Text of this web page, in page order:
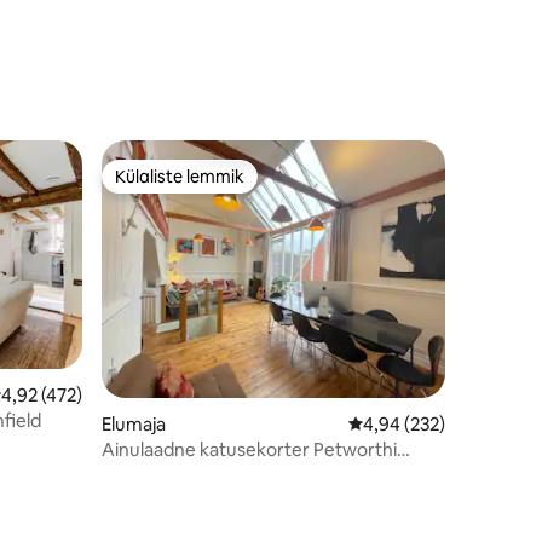
hinnang 4,92/5, 472 hinnangut
4,92 (472)
Külaliste lemmik
Külaliste lemmik
Elumaja Keskmine hinnang
4,94 (232)
Ainulaadne katusekorter Petworthi